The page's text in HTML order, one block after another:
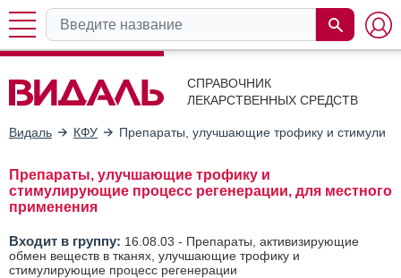
СПРАВОЧНИК
ЛЕКАРСТВЕННЫХ СРЕДСТВ
Видаль КФУ Препараты, улучшающие трофику и
Препараты, улучшающие трофику и
стимулирующие процесс регенерации, для местного
применения
Входит в группу: 16.08.03 - Препараты, активизирующие
обмен веществ в тканях, улучшающие трофику и
стимулирующие процесс регенерации